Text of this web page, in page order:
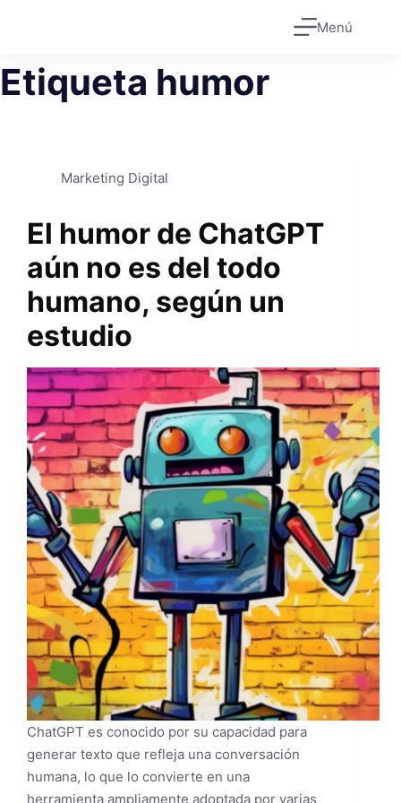
Menú
Etiqueta humor
Marketing Digital
El humor de ChatGPT
aún no es del todo
humano, según un
estudio
ChatGPT es conocido por su capacidad para
generar texto que refleja una conversación
humana, lo que lo convierte en una
herramienta ampliamente adoptada por varias